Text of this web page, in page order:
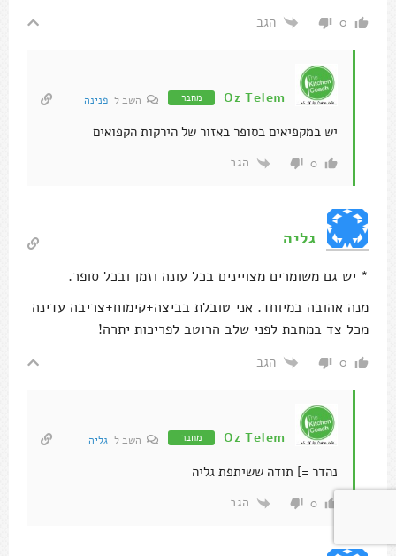
0 הגב
Oz Telem מחבר השב ל פנינה
יש במקפיאים בסופר באזור של הירקות הקפואים
0 הגב
גליה
* יש גם משומרים מצויינים בכל עונה וזמן ובכל סופר.
מנה אהובה במיוחד. אני טובלת בביצה+קימוח+צריבה עדינה
מכל צד במחבת לפני שלב הרוטב לפריכות יתרה!
0 הגב
Oz Telem מחבר השב ל גליה
נהדר =] תודה ששיתפת גליה
0 הגב